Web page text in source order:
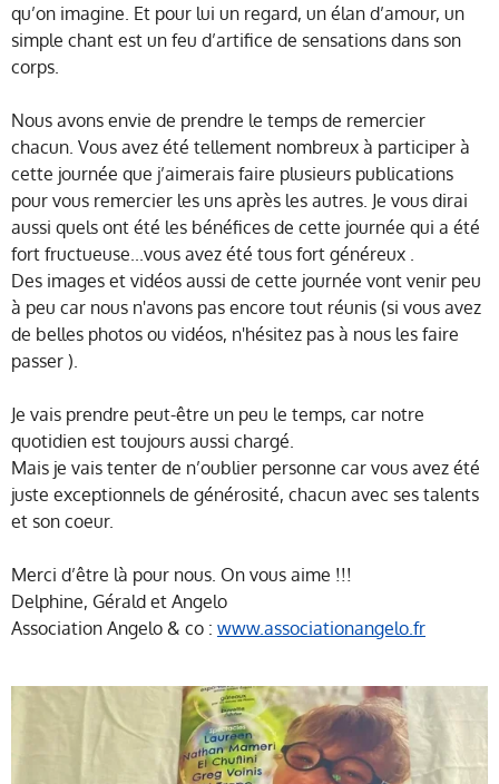
qu’on imagine. Et pour lui un regard, un élan d’amour, un
simple chant est un feu d’artifice de sensations dans son
corps.
Nous avons envie de prendre le temps de remercier
chacun. Vous avez été tellement nombreux à participer à
cette journée que j’aimerais faire plusieurs publications
pour vous remercier les uns après les autres. Je vous dirai
aussi quels ont été les bénéfices de cette journée qui a été
fort fructueuse...vous avez été tous fort généreux .
Des images et vidéos aussi de cette journée vont venir peu
à peu car nous n'avons pas encore tout réunis (si vous avez
de belles photos ou vidéos, n'hésitez pas à nous les faire
passer ).
Je vais prendre peut-être un peu le temps, car notre
quotidien est toujours aussi chargé.
Mais je vais tenter de n’oublier personne car vous avez été
juste exceptionnels de générosité, chacun avec ses talents
et son coeur.
Merci d’être là pour nous. On vous aime !!!
Delphine, Gérald et Angelo
Association Angelo & co : www.associationangelo.fr